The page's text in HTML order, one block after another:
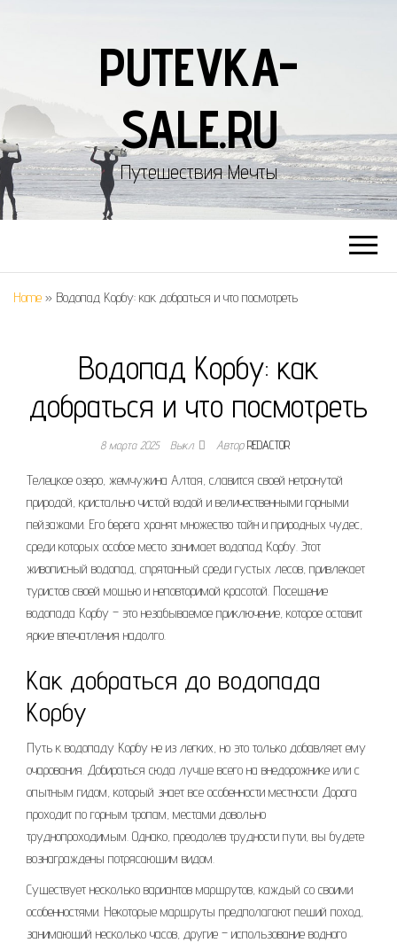
PUTEVKA-
SALE.RU
Путешествия Мечты
Home » Водопад Корбу: как добраться и что посмотреть
Водопад Корбу: как
добраться и что посмотреть
8 марта 2025 Выкл. АвторREDACTOR
Телецкое озеро, жемчужина Алтая, славится своей нетронутой
природой, кристально чистой водой и величественными горными
пейзажами. Его берега хранят множество тайн и природных чудес,
среди которых особое место занимает водопад Корбу. Этот
живописный водопад, спрятанный среди густых лесов, привлекает
туристов своей мощью и неповторимой красотой. Посещение
водопада Корбу – это незабываемое приключение, которое оставит
яркие впечатления надолго.
Как добраться до водопада
Корбу
Путь к водопаду Корбу не из легких, но это только добавляет ему
очарования. Добираться сюда лучше всего на внедорожнике или с
опытным гидом, который знает все особенности местности. Дорога
проходит по горным тропам, местами довольно
труднопроходимым. Однако, преодолев трудности пути, вы будете
вознаграждены потрясающим видом.
Существует несколько вариантов маршрутов, каждый со своими
особенностями. Некоторые маршруты предполагают пеший поход,
занимающий несколько часов, другие – использование водного